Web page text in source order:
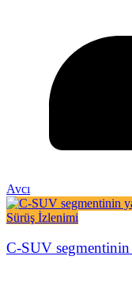
Avcı
Sürüş İzlenimi
C-SUV segmentinin